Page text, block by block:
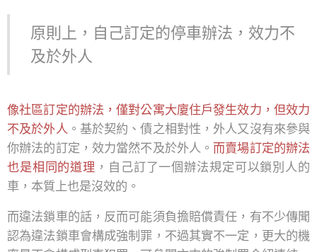
原則上，自己訂定的停車辦法，效力不
及於外人
像社區訂定的辦法，僅對公寓大廈住戶發生效力，但效力
不及於外人。基於契約、債之相對性，外人又沒有來參與
你辦法的訂定，效力當然不及於外人。 而賣場訂定的辦法
也是相同的道理 ，自己訂了一個辦法規定可以鎖別人的
車，本質上也是沒效的。
而違法鎖車的話，反而可能須負擔賠償責任，有不少傳聞
認為違法鎖車會構成強制罪，不過其實不一定，更大的機